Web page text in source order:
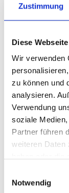
Zustimmung
Diese
Wir verwenden
zu können und
analysieren.
Verwendung
soziale
Partner führen
weiteren Daten
Notwendig
Produktdetails